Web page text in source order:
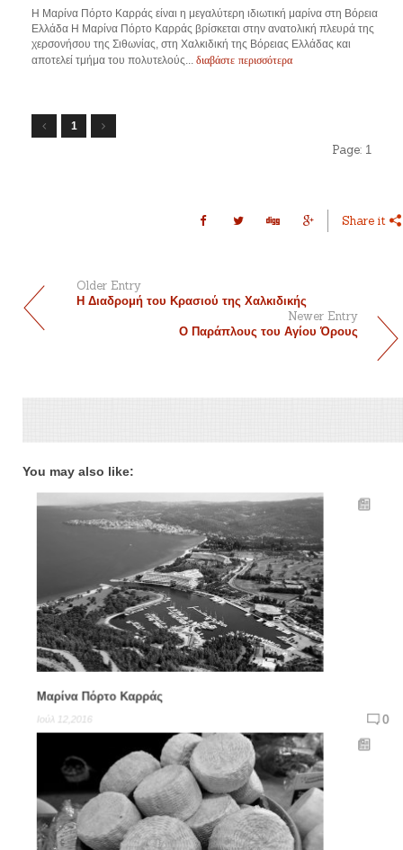
Η Μαρίνα Πόρτο Καρράς είναι η μεγαλύτερη ιδιωτική μαρίνα στη Βόρεια
Ελλάδα Η Μαρίνα Πόρτο Καρράς βρίσκεται στην ανατολική πλευρά της
χερσονήσου της Σιθωνίας, στη Χαλκιδική της Βόρειας Ελλάδας και
αποτελεί τμήμα του πολυτελούς... διαβάστε περισσότερα
1
Page: 1
Share it
Older Entry
Η Διαδρομή του Κρασιού της Χαλκιδικής
Newer Entry
Ο Παράπλους του Αγίου Όρους
You may also like:
Μαρίνα Πόρτο Καρράς
Ιούλ 12,2016 0